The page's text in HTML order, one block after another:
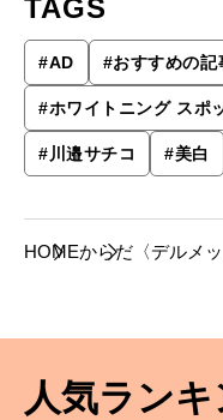
TAGS
#AD #おすすめの記
#ホワイトニング スポ
#川邉サチコ #美白
HOMEからだ 〈デルメ
人気ラン